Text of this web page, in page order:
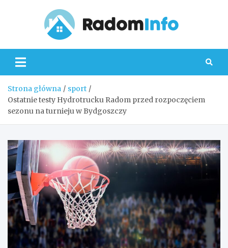
Strona główna
sport
Ostatnie testy Hydrotrucku Radom przed rozpoczęciem
sezonu na turnieju w Bydgoszczy